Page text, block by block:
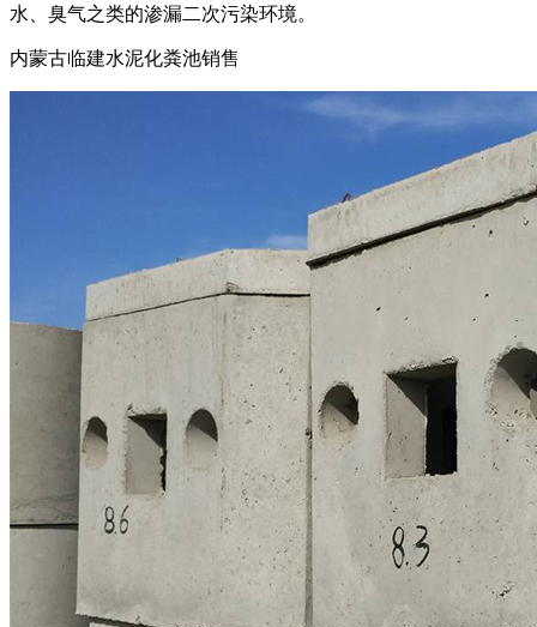
水、臭气之类的渗漏二次污染环境。
内蒙古临建水泥化粪池销售